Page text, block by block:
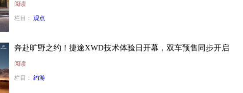
阅读
栏目： 观点
奔赴旷野之约！捷途XWD技术体验日开幕，双车预售同步开启
阅读
栏目： 约游